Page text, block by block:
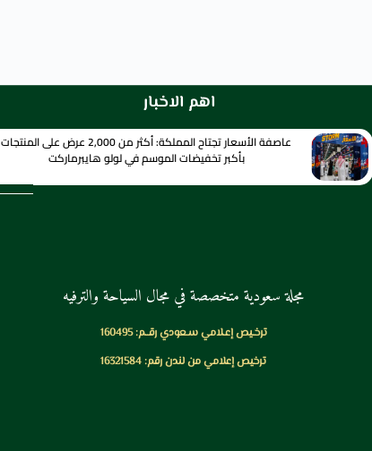
اهم الاخبار
عاصفة الأسعار تجتاح المملكة: أكثر من 2,000 عرض على المنتجات
بأكبر تخفيضات الموسم في لولو هايبرماركت
مجلة سعودية متخصصة في مجال السياحة والترفيه
ترخـيص إعـلامي سـعودي رقــم: 160495
ترخيص إعلامي من لندن رقم: 16321584